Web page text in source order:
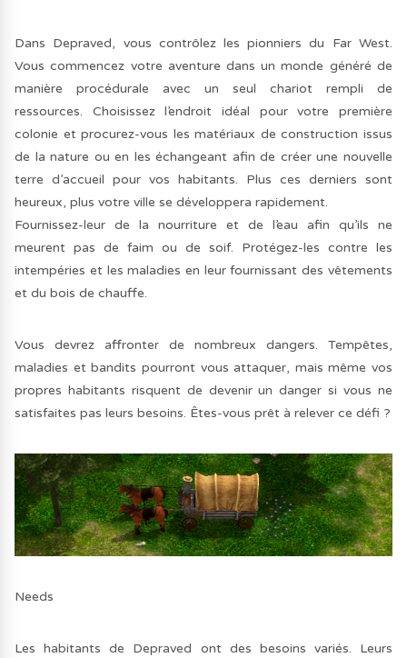
Dans Depraved, vous contrôlez les pionniers du Far West.
Vous commencez votre aventure dans un monde généré de
manière procédurale avec un seul chariot rempli de
ressources. Choisissez l’endroit idéal pour votre première
colonie et procurez-vous les matériaux de construction issus
de la nature ou en les échangeant afin de créer une nouvelle
terre d’accueil pour vos habitants. Plus ces derniers sont
heureux, plus votre ville se développera rapidement.
Fournissez-leur de la nourriture et de l’eau afin qu’ils ne
meurent pas de faim ou de soif. Protégez-les contre les
intempéries et les maladies en leur fournissant des vêtements
et du bois de chauffe.
Vous devrez affronter de nombreux dangers. Tempêtes,
maladies et bandits pourront vous attaquer, mais même vos
propres habitants risquent de devenir un danger si vous ne
satisfaites pas leurs besoins. Êtes-vous prêt à relever ce défi ?
Needs
Les habitants de Depraved ont des besoins variés. Leurs